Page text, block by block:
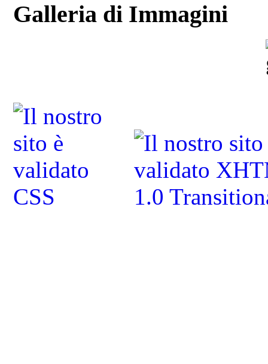
Galleria di Immagini